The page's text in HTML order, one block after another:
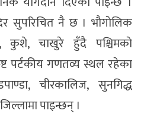
सुपरिचित नै छ । भाैगाेलिक
कुशे, चाखुरे हुँदै पश्चिमकाे
पर्टकीय गणतव्य स्थल रहेका
चीरकालिज, सुनगिद्ध
पाइन्छन् ।